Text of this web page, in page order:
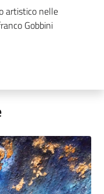
artistico nelle
Gobbini